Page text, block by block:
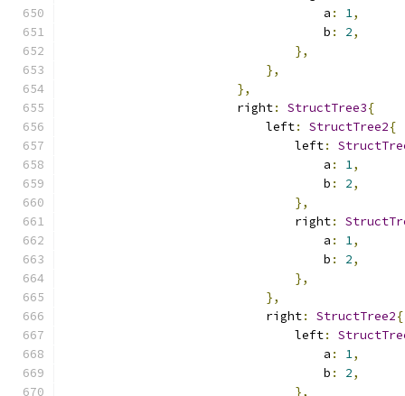
                                    a
: 1,
                                    b
: 2,
},
},
},
                        right
: StructTree3{
                            left
: StructTree2{
                                left
:
                                    a
: 1,
                                    b
: 2,
},
                                right
:
                                    a
: 1,
                                    b
: 2,
},
},
                            right
: StructTree2{
                                left
:
                                    a
: 1,
                                    b
: 2,
},